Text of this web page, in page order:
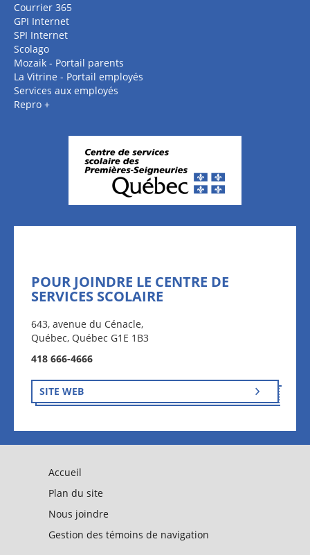
Courrier 365
GPI Internet
SPI Internet
Scolago
Mozaik - Portail parents
La Vitrine - Portail employés
Services aux employés
Repro +
POUR JOINDRE LE CENTRE DE
SERVICES SCOLAIRE
643, avenue du Cénacle,
Québec, Québec G1E 1B3
418 666-4666
SITE WEB
Accueil
Plan du site
Nous joindre
Gestion des témoins de navigation